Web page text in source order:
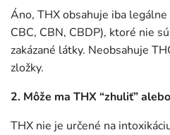
Áno, THX obsahuje iba
CBC, CBN, CBDP), ktoré nie
zakázané látky. Neobsahuje
zložky.
2. Môže ma THX “zhuliť”
THX nie je určené na